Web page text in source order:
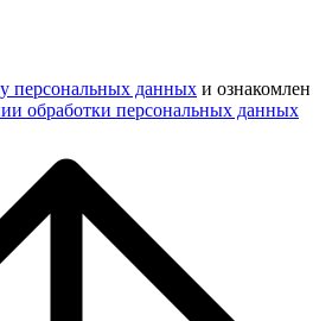
персональных данных и ознакомлен
обработки персональных данных